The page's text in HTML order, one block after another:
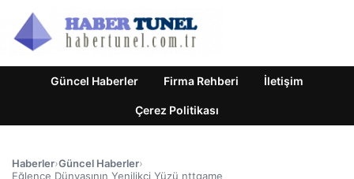
Güncel Haberler Firma Rehberi İletişim
Çerez Politikası
Haberler›Güncel Haberler›
Eğlence Dünyasının Yenilikçi Yüzü nttgame